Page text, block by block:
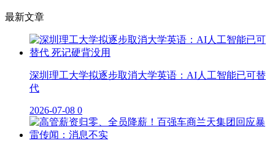
最新文章
深圳理工大学拟逐步取消大学英语：AI人工智能已可替
代
2026-07-08 0